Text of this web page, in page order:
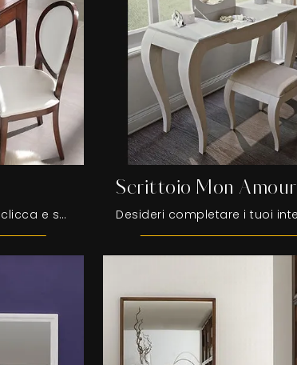
Scrittoio Linda di Fasolin: clicca e scopri di più sui Complementi e scrittoi moderni in legno del noto e rinomato brand!
Scrittoio Mon Amour